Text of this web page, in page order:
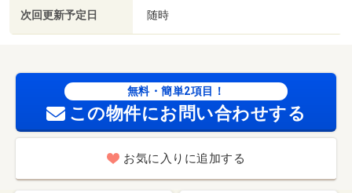
次回更新予定日 随時
無料・簡単2項目！
この物件にお問い合わせする
お気に入りに追加する